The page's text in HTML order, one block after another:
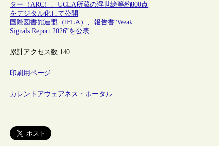
ター（ARC）、UCLA所蔵の浮世絵等約800点
をデジタル化して公開
国際図書館連盟（IFLA）、報告書“Weak
Signals Report 2026”を公表
累計アクセス数:140
印刷用ページ
カレントアウェアネス・ポータル